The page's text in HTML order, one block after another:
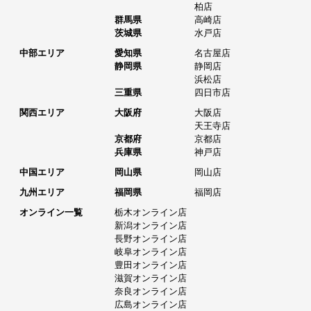
柏店
群馬県
高崎店
茨城県
水戸店
中部エリア
愛知県
名古屋店
静岡県
静岡店
浜松店
三重県
四日市店
関西エリア
大阪府
大阪店
天王寺店
京都府
京都店
兵庫県
神戸店
中国エリア
岡山県
岡山店
九州エリア
福岡県
福岡店
オンライン一覧
栃木オンライン店
新潟オンライン店
長野オンライン店
岐阜オンライン店
豊田オンライン店
滋賀オンライン店
奈良オンライン店
広島オンライン店